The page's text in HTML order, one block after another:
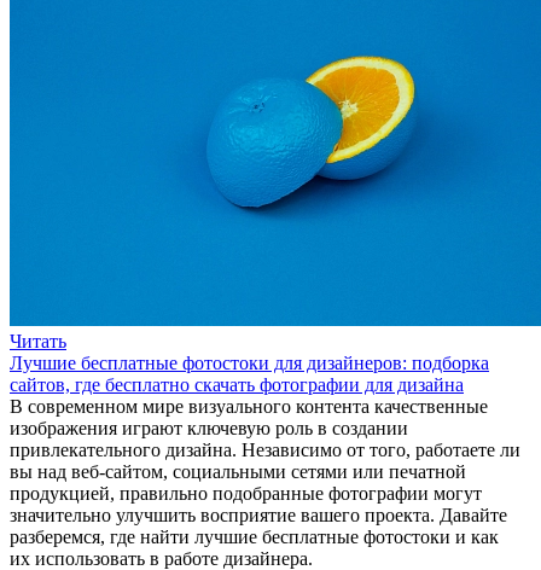
Читать
Лучшие бесплатные фотостоки для дизайнеров: подборка
сайтов, где бесплатно скачать фотографии для дизайна
В современном мире визуального контента качественные
изображения играют ключевую роль в создании
привлекательного дизайна. Независимо от того, работаете ли
вы над веб-сайтом, социальными сетями или печатной
продукцией, правильно подобранные фотографии могут
значительно улучшить восприятие вашего проекта. Давайте
разберемся, где найти лучшие бесплатные фотостоки и как
их использовать в работе дизайнера.